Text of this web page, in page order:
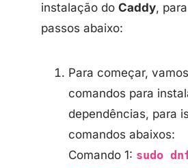
instalação do Caddy,
passos abaixo:
Para começar,
comandos para
dependências, para
comandos abaixos:
Comando 1: sudo